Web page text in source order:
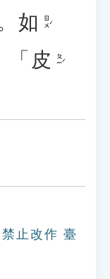
如 ㄖㄨˊ
「 皮 ㄆㄧˊ
止改作 臺